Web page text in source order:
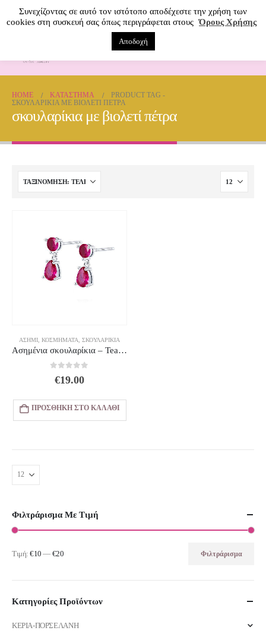
HOME ΚΑΤΆΣΤΗΜΑ
PRODUCT TAG -
ΣΚΟΥΛΑΡΊΚΙΑ ΜΕ ΒΙΟΛΕΤΊ ΠΈΤΡΑ
σκουλαρίκια με βιολετί πέτρα
ΑΣΉΜΙ, ΚΟΣΜΗΜΑΤΑ, ΣΚΟΥΛΑΡΊΚΙΑ
Ασημένια σκουλαρίκια – Teardrop violet Dangle
€19.00
ΠΡΟΣΘΉΚΗ ΣΤΟ ΚΑΛΆΘΙ
Φιλτράρισμα Με Τιμή
Ελάχιστη
Μέγιστη
Φιλτράρισμα
Τιμή:€10 — €20
Κατηγορίες Προϊόντων
ΚΕΡΙΑ-ΠΟΡΣΕΛΑΝΗ
Συνεχίζοντας σε αυτό τον ιστότοπο αποδέχεστε την χρήση των
cookies στη συσκευή σας όπως περιγράφεται στους Όρους Χρήσης
Αποδοχή